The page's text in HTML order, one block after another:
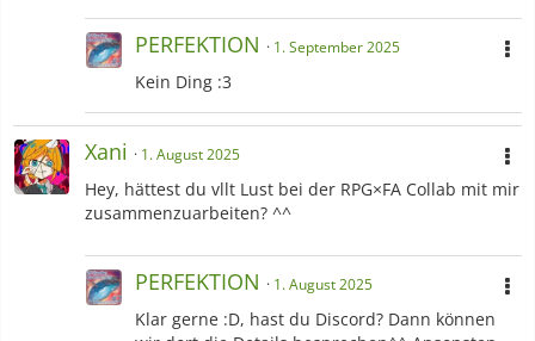
PERFEKTION 1. September 2025
Kein Ding :3
Xani 1. August 2025
Hey, hättest du vllt Lust bei der RPG×FA Collab mit mir
zusammenzuarbeiten? ^^
PERFEKTION 1. August 2025
Klar gerne :D, hast du Discord? Dann können